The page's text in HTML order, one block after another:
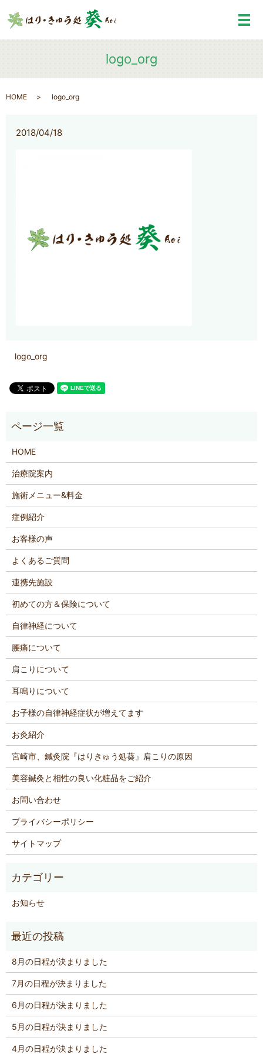
メ
logo_org
HOME logo_org
2018/04/18
logo_org
HOME
治療院案内
施術メニュー&料金
症例紹介
お客様の声
よくあるご質問
連携先施設
初めての方＆保険について
自律神経について
腰痛について
肩こりについて
耳鳴りについて
お子様の自律神経症状が増えてます
お灸紹介
宮崎市、鍼灸院『はりきゅう処葵』肩こりの原因
美容鍼灸と相性の良い化粧品をご紹介
お問い合わせ
プライバシーポリシー
サイトマップ
お知らせ
8月の日程が決まりました
7月の日程が決まりました
6月の日程が決まりました
5月の日程が決まりました
4月の日程が決まりました